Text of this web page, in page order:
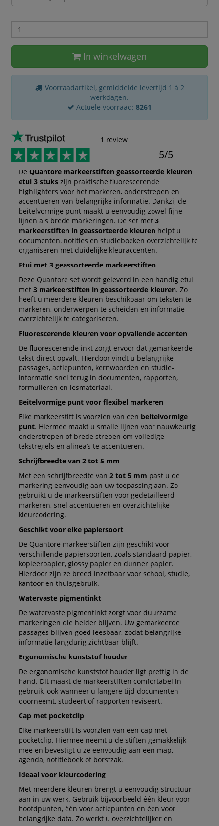
In winkelwagen
Voorraadartikel, gemiddelde levertijd 1 à 2
werkdagen.
Actuele voorraad: 8261
1 review
5/5
De Quantore markeerstiften geassorteerde kleuren
etui 3 stukszijn praktische fluorescerende
highlighters voor het markeren, onderstrepen en
accentueren van belangrijke informatie. Dankzij de
beitelvormige punt maakt u eenvoudig zowel fijne
lijnen als brede markeringen. De set met 3
markeerstiften in geassorteerde kleuren helpt u
documenten, notities en studieboeken overzichtelijk te
organiseren met duidelijke kleuraccenten.
Etui met 3 geassorteerde markeerstiften
Deze Quantore set wordt geleverd in een handig etui
met 3 markeerstiften in geassorteerde kleuren. Zo
heeft u meerdere kleuren beschikbaar om teksten te
markeren, onderwerpen te scheiden en informatie
overzichtelijk te categoriseren.
Fluorescerende kleuren voor opvallende accenten
De fluorescerende inkt zorgt ervoor dat gemarkeerde
tekst direct opvalt. Hierdoor vindt u belangrijke
passages, actiepunten, kernwoorden en studie-
informatie snel terug in documenten, rapporten,
formulieren en lesmateriaal.
Beitelvormige punt voor flexibel markeren
Elke markeerstift is voorzien van een beitelvormige
punt. Hiermee maakt u smalle lijnen voor nauwkeurig
onderstrepen of brede strepen om volledige
tekstregels en alinea’s te accentueren.
Schrijfbreedte van 2 tot 5 mm
Met een schrijfbreedte van 2 tot 5 mm past u de
markering eenvoudig aan uw toepassing aan. Zo
gebruikt u de markeerstiften voor gedetailleerd
markeren, snel accentueren en overzichtelijke
kleurcodering.
Geschikt voor elke papiersoort
De Quantore markeerstiften zijn geschikt voor
verschillende papiersoorten, zoals standaard papier,
kopieerpapier, glossy papier en dunner papier.
Hierdoor zijn ze breed inzetbaar voor school, studie,
kantoor en thuisgebruik.
Watervaste pigmentinkt
De watervaste pigmentinkt zorgt voor duurzame
markeringen die helder blijven. Uw gemarkeerde
passages blijven goed leesbaar, zodat belangrijke
informatie langdurig zichtbaar blijft.
Ergonomische kunststof houder
De ergonomische kunststof houder ligt prettig in de
hand. Dit maakt de markeerstiften comfortabel in
gebruik, ook wanneer u langere tijd documenten
doorneemt, studeert of rapporten reviseert.
Cap met pocketclip
Elke markeerstift is voorzien van een cap met
pocketclip. Hiermee neemt u de stiften gemakkelijk
mee en bevestigt u ze eenvoudig aan een map,
agenda, notitieboek of borstzak.
Ideaal voor kleurcodering
Met meerdere kleuren brengt u eenvoudig structuur
aan in uw werk. Gebruik bijvoorbeeld één kleur voor
hoofdpunten, één voor actiepunten en één voor
belangrijke data. Zo werkt u overzichtelijker en